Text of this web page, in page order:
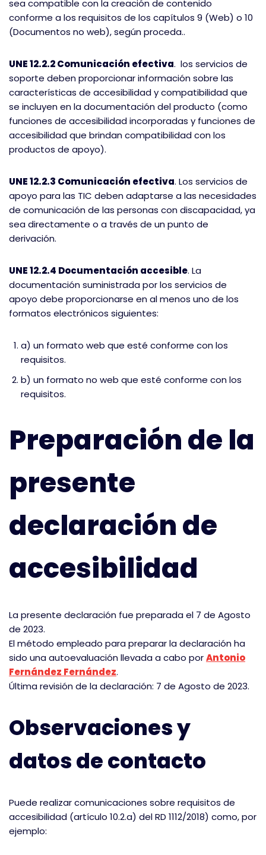
sea compatible con la creación de contenido
conforme a los requisitos de los capítulos 9 (Web) o 10
(Documentos no web), según proceda..
UNE 12.2.2 Comunicación efectiva. los servicios de
soporte deben proporcionar información sobre las
características de accesibilidad y compatibilidad que
se incluyen en la documentación del producto (como
funciones de accesibilidad incorporadas y funciones de
accesibilidad que brindan compatibilidad con los
productos de apoyo).
UNE 12.2.3 Comunicación efectiva. Los servicios de
apoyo para las TIC deben adaptarse a las necesidades
de comunicación de las personas con discapacidad, ya
sea directamente o a través de un punto de
derivación.
UNE 12.2.4 Documentación accesible. La
documentación suministrada por los servicios de
apoyo debe proporcionarse en al menos uno de los
formatos electrónicos siguientes:
a) un formato web que esté conforme con los
requisitos.
b) un formato no web que esté conforme con los
requisitos.
Preparación de la
presente
declaración de
accesibilidad
La presente declaración fue preparada el 7 de Agosto
de 2023.
El método empleado para preparar la declaración ha
sido una autoevaluación llevada a cabo porAntonio
Fernández Fernández.
Última revisión de la declaración: 7 de Agosto de 2023.
Observaciones y
datos de contacto
Puede realizar comunicaciones sobre requisitos de
accesibilidad (artículo 10.2.a) del RD 1112/2018) como, por
ejemplo: